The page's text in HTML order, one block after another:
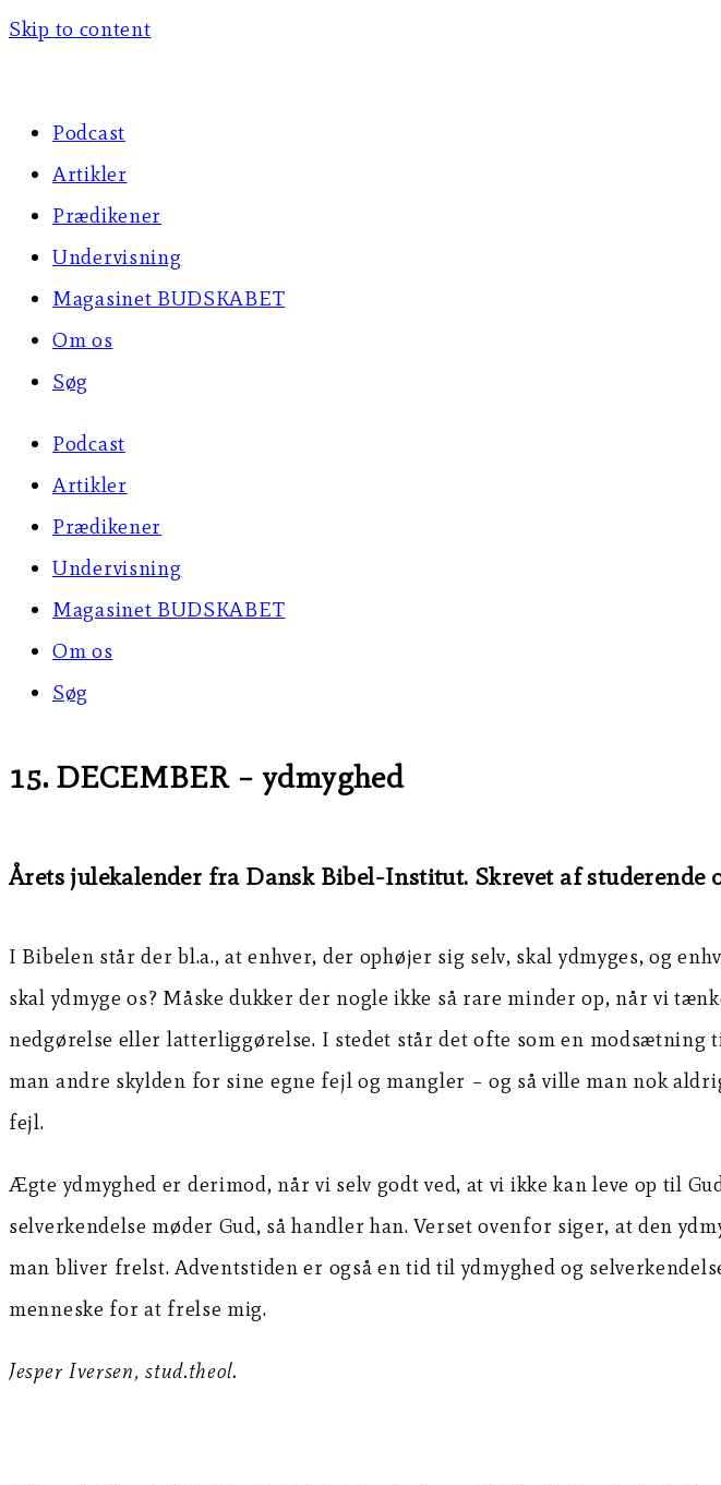
Skip to content
Podcast
Artikler
Prædikener
Undervisning
Magasinet BUDSKABET
Om os
Søg
Podcast
Artikler
Prædikener
Undervisning
Magasinet BUDSKABET
Om os
Søg
15. DECEMBER – ydmyghed
Årets julekalender fra Dansk Bibel-Institut. Skrevet af studerende
I Bibelen står der bl.a., at enhver, der ophøjer sig selv, skal ydmyges, og
skal ydmyge os? Måske dukker der nogle ikke så rare minder op, når vi
nedgørelse eller latterliggørelse. I stedet står det ofte som en modsætning
man andre skylden for sine egne fejl og mangler – og så ville man nok
fejl.
Ægte ydmyghed er derimod, når vi selv godt ved, at vi ikke kan leve op til
selverkendelse møder Gud, så handler han. Verset ovenfor siger, at den
man bliver frelst. Adventstiden er også en tid til ydmyghed og
menneske for at frelse mig.
Jesper Iversen, stud.theol.